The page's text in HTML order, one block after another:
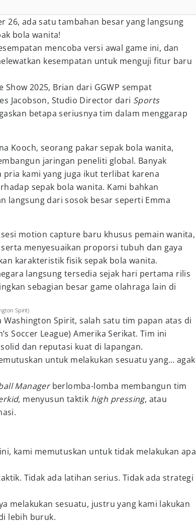
26, ada satu tambahan besar yang langsung
bola wanita!
mencoba versi awal game ini, dan
kesempatan untuk menguji fitur baru
Show 2025, Brian dari GGWP sempat
Jacobson, Studio Director dari Sports
betapa seriusnya tim dalam menggarap
Kooch, seorang pakar sepak bola wanita,
jaringan peneliti global. Banyak
pria kami yang juga ikut terlibat karena
sepak bola wanita. Kami bahkan
langsung dari sosok besar seperti Emma
motion capture baru khusus pemain wanita,
menyesuaikan proporsi tubuh dan gaya
karakteristik fisik sepak bola wanita.
langsung tersedia sejak hari pertama rilis
sebagian besar game olahraga lain di
Spirit)
Washington Spirit, salah satu tim papan atas di
Soccer League) Amerika Serikat. Tim ini
dan reputasi kuat di lapangan.
untuk melakukan sesuatu yang… agak
Managerberlomba-lomba membangun tim
, menyusun taktik high pressing, atau
kami memutuskan untuk tidak melakukan apa
Tidak ada latihan serius. Tidak ada strategi
melakukan sesuatu, justru yang kami lakukan
lebih buruk.